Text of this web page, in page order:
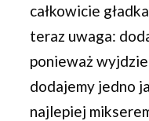
całkowicie
teraz uwaga:
ponieważ
dodajemy jedno
najlepiej